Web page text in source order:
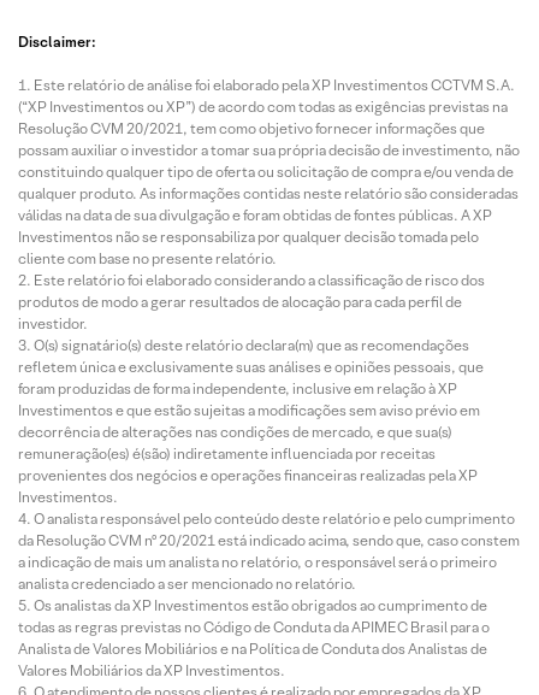
Disclaimer:
Este relatório de análise foi elaborado pela XP Investimentos CCTVM S.A.
(“XP Investimentos ou XP”) de acordo com todas as exigências previstas na
Resolução CVM 20/2021, tem como objetivo fornecer informações que
possam auxiliar o investidor a tomar sua própria decisão de investimento, não
constituindo qualquer tipo de oferta ou solicitação de compra e/ou venda de
qualquer produto. As informações contidas neste relatório são consideradas
válidas na data de sua divulgação e foram obtidas de fontes públicas. A XP
Investimentos não se responsabiliza por qualquer decisão tomada pelo
cliente com base no presente relatório.
Este relatório foi elaborado considerando a classificação de risco dos
produtos de modo a gerar resultados de alocação para cada perfil de
investidor.
O(s) signatário(s) deste relatório declara(m) que as recomendações
refletem única e exclusivamente suas análises e opiniões pessoais, que
foram produzidas de forma independente, inclusive em relação à XP
Investimentos e que estão sujeitas a modificações sem aviso prévio em
decorrência de alterações nas condições de mercado, e que sua(s)
remuneração(es) é(são) indiretamente influenciada por receitas
provenientes dos negócios e operações financeiras realizadas pela XP
Investimentos.
O analista responsável pelo conteúdo deste relatório e pelo cumprimento
da Resolução CVM nº 20/2021 está indicado acima, sendo que, caso constem
a indicação de mais um analista no relatório, o responsável será o primeiro
analista credenciado a ser mencionado no relatório.
Os analistas da XP Investimentos estão obrigados ao cumprimento de
todas as regras previstas no Código de Conduta da APIMEC Brasil para o
Analista de Valores Mobiliários e na Política de Conduta dos Analistas de
Valores Mobiliários da XP Investimentos.